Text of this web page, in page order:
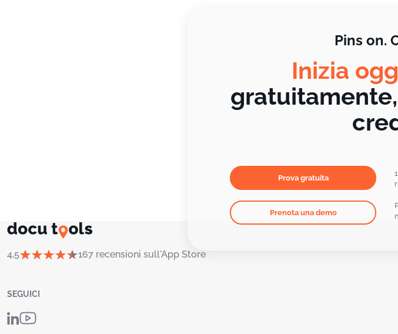
Pins on.
Inizia
Prova gratuita
Prenota una demo
4,5 167 recensioni sull'App Store
SEGUICI